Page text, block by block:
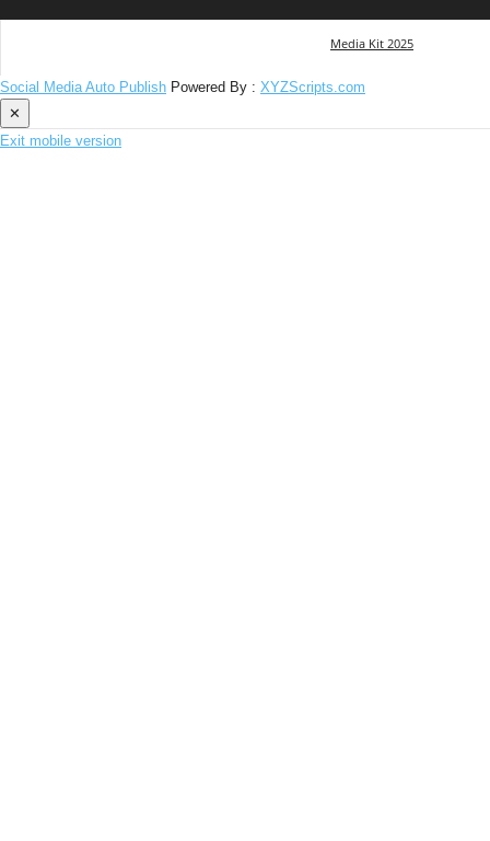
Media Kit 2025
Social Media Auto Publish Powered By : XYZScripts.com
✕
Exit mobile version